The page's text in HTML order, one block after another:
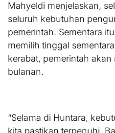
Mahyeldi menjelaskan,
seluruh kebutuhan
pemerintah. Sementara
memilih tinggal
kerabat, pemerintah
bulanan.
“Selama di Huntara,
kita pastikan terpenuhi.